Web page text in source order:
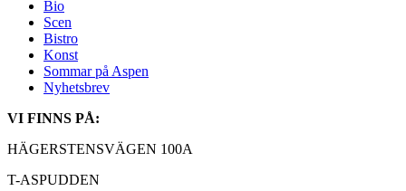
Bio
Scen
Bistro
Konst
Sommar på Aspen
Nyhetsbrev
VI FINNS PÅ:
HÄGERSTENSVÄGEN 100A
T-ASPUDDEN